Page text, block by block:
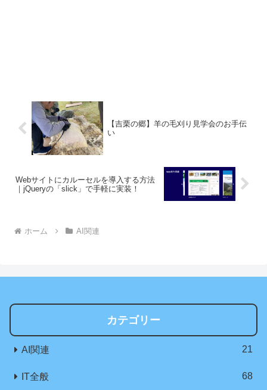
【吉栗の郷】羊の毛刈り見学会のお手伝
い
Webサイトにカルーセルを導入する方法
｜jQueryの「slick」で手軽に実装！
ホーム AI関連
カテゴリー
AI関連 21
IT全般 68